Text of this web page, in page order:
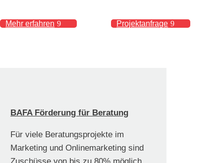
Mehr erfahren Projektanfrage
BAFA Förderung für Beratung
Für viele Beratungsprojekte im
Marketing und Onlinemarketing sind